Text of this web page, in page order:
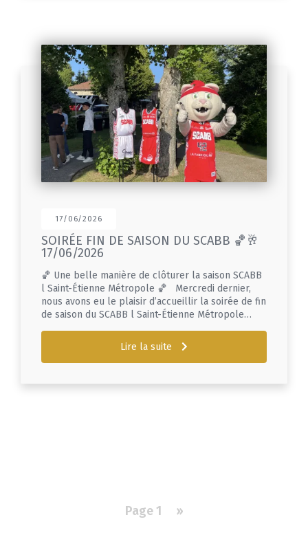
17/06/2026
SOIRÉE FIN DE SAISON DU SCABB 🏀🥂
17/06/2026
🏀 Une belle manière de clôturer la saison SCABB
l Saint-Étienne Métropole 🏀 Mercredi dernier,
nous avons eu le plaisir d’accueillir la soirée de fin
de saison du SCABB l Saint-Étienne Métropole…
Lire la suite
Page 1
Page
››